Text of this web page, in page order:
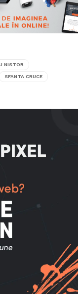
NISTOR
SFANTA CRUCE